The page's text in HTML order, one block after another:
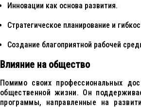
Инновации как основа развития.
Стратегическое планирование и
Создание благоприятной рабочей
Влияние на общество
Помимо своих профессиональных
общественной жизни. Он
программы, направленные на